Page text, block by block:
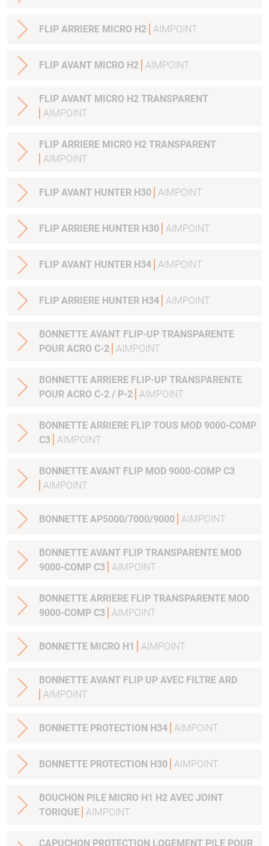
FLIP ARRIERE MICRO H2 AIMPOINT
FLIP AVANT MICRO H2 AIMPOINT
FLIP AVANT MICRO H2 TRANSPARENT
AIMPOINT
FLIP ARRIERE MICRO H2 TRANSPARENT
AIMPOINT
FLIP AVANT HUNTER H30 AIMPOINT
FLIP ARRIERE HUNTER H30 AIMPOINT
FLIP AVANT HUNTER H34 AIMPOINT
FLIP ARRIERE HUNTER H34 AIMPOINT
BONNETTE AVANT FLIP-UP TRANSPARENTE
POUR ACRO C-2 AIMPOINT
BONNETTE ARRIERE FLIP-UP TRANSPARENTE
POUR ACRO C-2 / P-2 AIMPOINT
BONNETTE ARRIERE FLIP TOUS MOD 9000-COMP
C3
AIMPOINT
BONNETTE AVANT FLIP MOD 9000-COMP C3
AIMPOINT
BONNETTE AP5000/7000/9000 AIMPOINT
BONNETTE AVANT FLIP TRANSPARENTE MOD
9000-COMP C3
AIMPOINT
BONNETTE ARRIERE FLIP TRANSPARENTE MOD
9000-COMP C3
AIMPOINT
BONNETTE MICRO H1 AIMPOINT
BONNETTE AVANT FLIP UP AVEC FILTRE ARD
AIMPOINT
BONNETTE PROTECTION H34 AIMPOINT
BONNETTE PROTECTION H30 AIMPOINT
BOUCHON PILE MICRO H1 H2 AVEC JOINT
TORIQUE AIMPOINT
CAPUCHON PROTECTION LOGEMENT PILE POUR